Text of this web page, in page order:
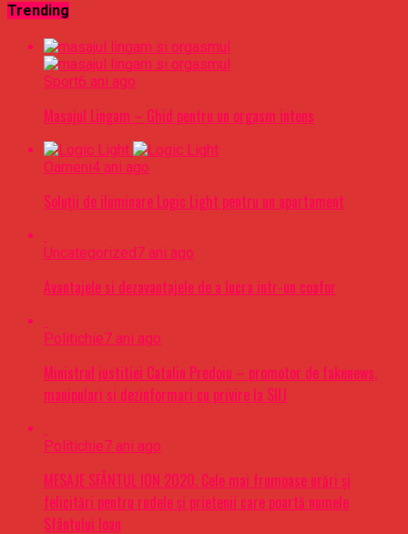
Trending
Sport6 ani ago
Masajul Lingam – Ghid pentru un orgasm intens
Oameni4 ani ago
Soluții de iluminare Logic Light pentru un apartament
Uncategorized7 ani ago
Avantajele si dezavantajele de a lucra intr-un coafor
Politichie7 ani ago
Ministrul justitiei Catalin Predoiu – promotor de fakenews,
manipulari si dezinformari cu privire la SIIJ
Politichie7 ani ago
MESAJE SFÂNTUL ION 2020. Cele mai frumoase urări şi
felicitări pentru rudele şi prietenii care poartă numele
Sfântului Ioan